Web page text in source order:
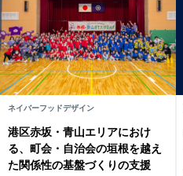
ネイバーフッドデザイン
港区赤坂・青山エリアにおけ
る、町会・自治会の垣根を越え
た関係性の基盤づくりの支援